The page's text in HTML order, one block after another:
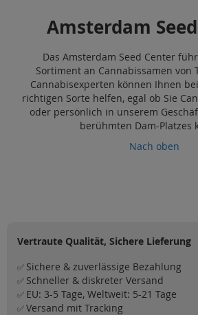
Amsterdam
Das Amsterdam Seed Center
Sortiment an Cannabissamen von
Cannabisexperten können Ihnen
richtigen Sorte helfen, egal ob Sie
oder persönlich in unserem
berühmten Dam-Platzes
Nach oben
Vertraute Qualität, Sichere Lieferung
✅ Sichere & zuverlässige Bezahlung
✅ Schneller & diskreter Versand
✅ EU: 3-5 Tage, Weltweit: 5-21 Tage
✅Versand mit Tracking